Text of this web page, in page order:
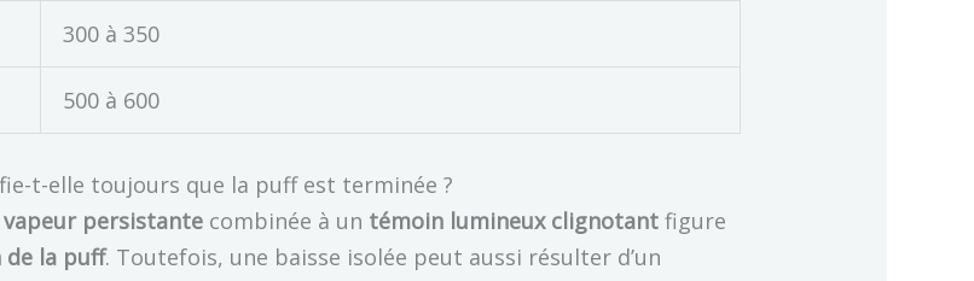
300 à 350
500 à 600
t-elle toujours que la puff est terminée ?
persistante combinée à un témoin lumineux clignotant figure
de la puff. Toutefois, une baisse isolée peut aussi résulter d’un